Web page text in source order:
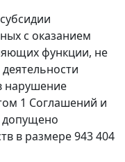
с оказанием
функции, не
нарушение
1 Соглашений и
допущено
в размере 943 404